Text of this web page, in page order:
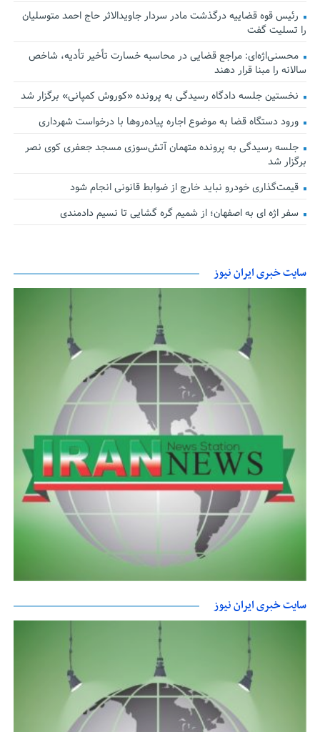
رئیس قوه قضاییه درگذشت مادر سردار جاویدالاثر حاج احمد متوسلیان
را تسلیت گفت
محسنی‌اژه‌ای: مراجع قضایی در محاسبه خسارت تأخیر تأدیه، شاخص
سالانه را مبنا قرار دهند
نخستین جلسه دادگاه رسیدگی به پرونده «کوروش کمپانی» برگزار شد
ورود دستگاه قضا به موضوع اجاره پیاده‌روها با درخواست شهرداری
جلسه رسیدگی به پرونده متهمان آتش‌سوزی مسجد جعفری کوی نصر
برگزار شد
قیمت‌گذاری خودرو نباید خارج از ضوابط قانونی انجام شود
سفر اژه ای به اصفهان؛ از شمیم گره گشایی تا نسیم دادمندی
سایت خبری ایران نیوز
سایت خبری ایران نیوز